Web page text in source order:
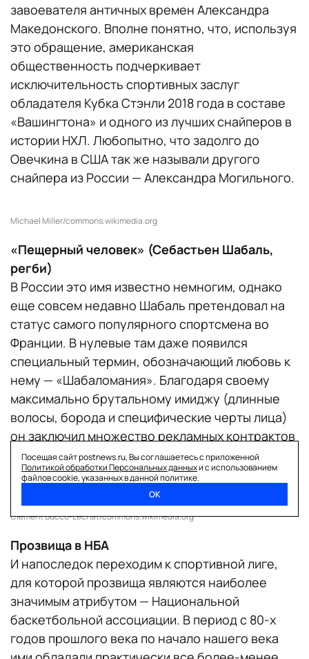
завоевателя античных времен Александра
Македонского. Вполне понятно, что, используя
это обращение, американская
общественность подчеркивает
исключительность спортивных заслуг
обладателя Кубка Стэнли 2018 года в составе
«Вашингтона» и одного из лучших снайперов в
истории НХЛ. Любопытно, что задолго до
Овечкина в США так же называли другого
снайпера из России — Александра Могильного.
Michael Miller/commons.wikimedia.org
«Пещерный человек» (Себастьен Шабаль,
регби)
В России это имя известно немногим, однако
еще совсем недавно Шабаль претендовал на
статус самого популярного спортсмена во
Франции. В нулевые там даже появился
специальный термин, обозначающий любовь к
нему — «Шабаломания». Благодаря своему
максимально брутальному имиджу (длинные
волосы, борода и специфические черты лица)
он заключил множество рекламных контрактов
и заслужил статус самого
высокооплачиваемого французского регбиста.
Clément Bucco-Lechat/commons.wikimedia.org
Прозвища в НБА
И напоследок переходим к спортивной лиге,
для которой прозвища являются наиболее
значимым атрибутом — Национальной
баскетбольной ассоциации. В период с 80-х
годов прошлого века по начало нашего века
Посещая сайт postnews.ru, Вы соглашаетесь с приложенной
Политикой обработки Персональных данныхи с использованием
файлов cookie, указанных в данной политике.
ОК